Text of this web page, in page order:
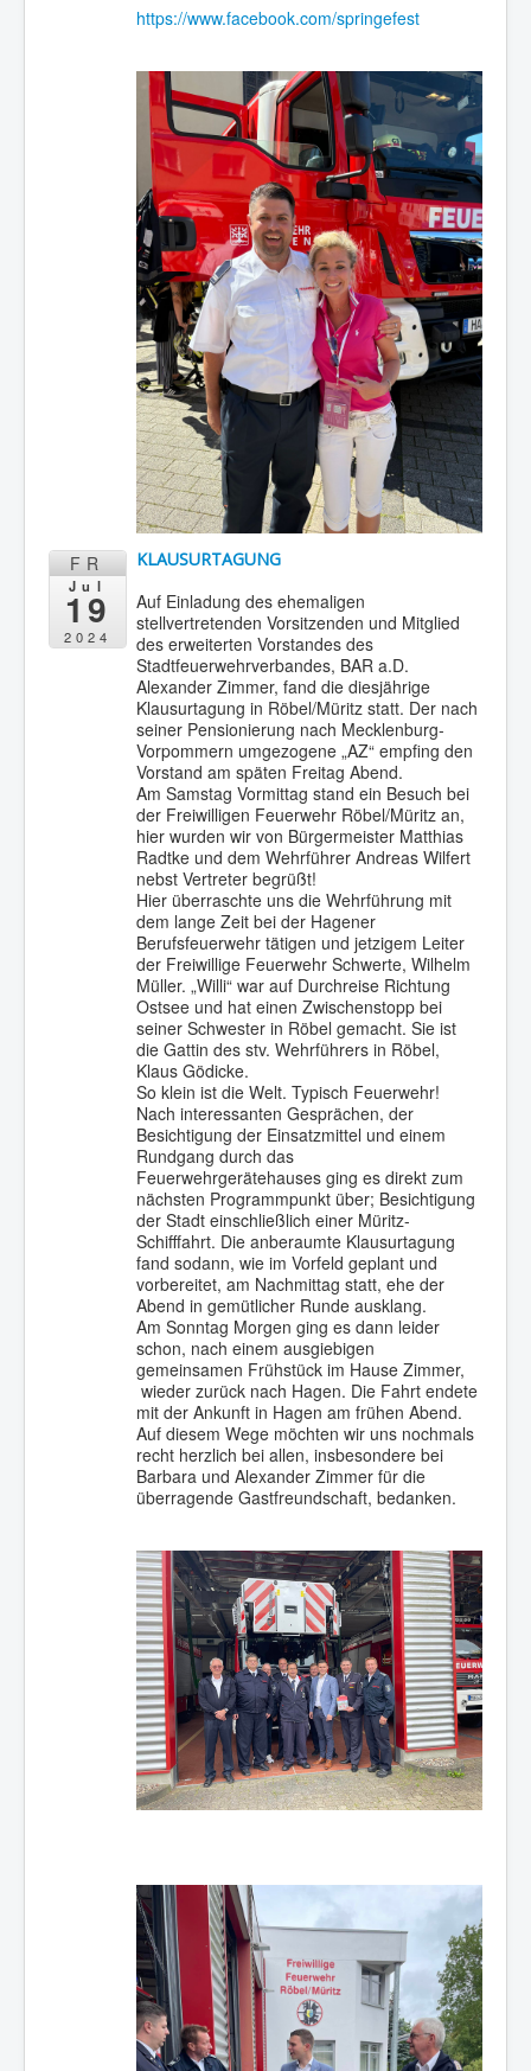
https://www.facebook.com/springefest
FR
Jul
19
2024
KLAUSURTAGUNG
Auf Einladung des ehemaligen
stellvertretenden Vorsitzenden und Mitglied
des erweiterten Vorstandes des
Stadtfeuerwehrverbandes, BAR a.D.
Alexander Zimmer, fand die diesjährige
Klausurtagung in Röbel/Müritz statt. Der nach
seiner Pensionierung nach Mecklenburg-
Vorpommern umgezogene „AZ“ empfing den
Vorstand am späten Freitag Abend.
Am Samstag Vormittag stand ein Besuch bei
der Freiwilligen Feuerwehr Röbel/Müritz an,
hier wurden wir von Bürgermeister Matthias
Radtke und dem Wehrführer Andreas Wilfert
nebst Vertreter begrüßt!
Hier überraschte uns die Wehrführung mit
dem lange Zeit bei der Hagener
Berufsfeuerwehr tätigen und jetzigem Leiter
der Freiwillige Feuerwehr Schwerte, Wilhelm
Müller. „Willi“ war auf Durchreise Richtung
Ostsee und hat einen Zwischenstopp bei
seiner Schwester in Röbel gemacht. Sie ist
die Gattin des stv. Wehrführers in Röbel,
Klaus Gödicke.
So klein ist die Welt. Typisch Feuerwehr!
Nach interessanten Gesprächen, der
Besichtigung der Einsatzmittel und einem
Rundgang durch das
Feuerwehrgerätehauses ging es direkt zum
nächsten Programmpunkt über; Besichtigung
der Stadt einschließlich einer Müritz-
Schifffahrt. Die anberaumte Klausurtagung
fand sodann, wie im Vorfeld geplant und
vorbereitet, am Nachmittag statt, ehe der
Abend in gemütlicher Runde ausklang.
Am Sonntag Morgen ging es dann leider
schon, nach einem ausgiebigen
gemeinsamen Frühstück im Hause Zimmer,
wieder zurück nach Hagen. Die Fahrt endete
mit der Ankunft in Hagen am frühen Abend.
Auf diesem Wege möchten wir uns nochmals
recht herzlich bei allen, insbesondere bei
Barbara und Alexander Zimmer für die
überragende Gastfreundschaft, bedanken.